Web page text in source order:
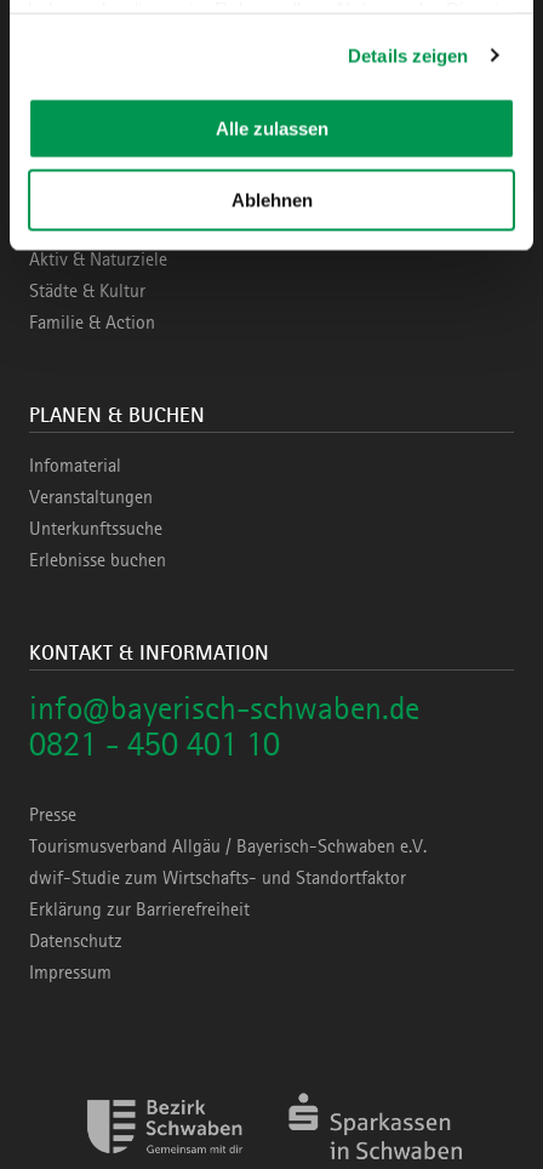
Details zeigen
Alle zulassen
Ablehnen
InstagramPinterestFacebookYouTube
ENTDECKEN
Region & Highlights
Aktiv & Naturziele
Städte & Kultur
Familie & Action
PLANEN & BUCHEN
Infomaterial
Veranstaltungen
Unterkunftssuche
Erlebnisse buchen
KONTAKT & INFORMATION
info@bayerisch-schwaben.de
0821 - 450 401 10
Presse
Tourismusverband Allgäu / Bayerisch-Schwaben e.V.
dwif-Studie zum Wirtschafts- und Standortfaktor
Erklärung zur Barrierefreiheit
Datenschutz
Impressum